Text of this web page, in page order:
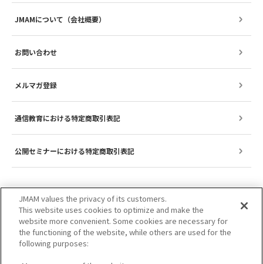
JMAMについて（会社概要）
お問い合わせ
メルマガ登録
通信教育における特定商取引表記
公開セミナーにおける特定商取引表記
JMAM values the privacy of its customers.
This website uses cookies to optimize and make the
website more convenient. Some cookies are necessary for
the functioning of the website, while others are used for the
following purposes: